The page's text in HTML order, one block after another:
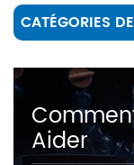
CATÉGORIES
Aider